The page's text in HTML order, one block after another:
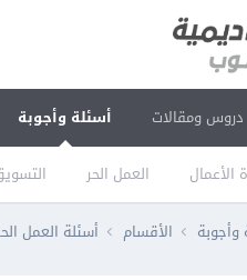
دروس ومقالات أسئلة وأجوبة
الأعمال العمل الحر
وأجوبة الأقسام أسئلة العمل